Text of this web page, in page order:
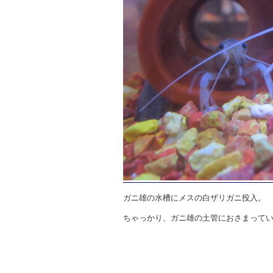
ガニ雄の水槽にメスの白ザリガニ投入。
ちゃっかり、ガニ雄の土管におさまって